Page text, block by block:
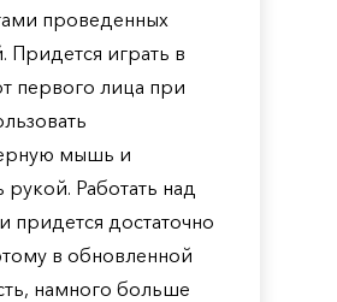
проведенных
Придется играть в
первого лица при
мышь и
рукой. Работать над
придется достаточно
в обновленной
намного больше